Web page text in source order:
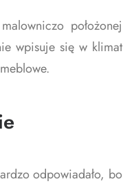
położonej
wpisuje się w klimat
odpowiadało, bo